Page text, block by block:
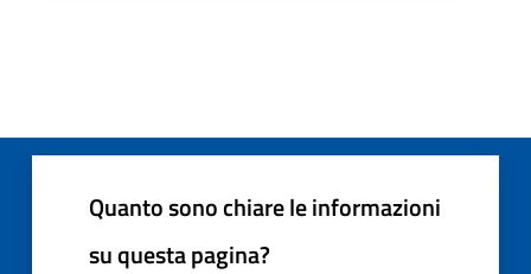
Quanto sono chiare le informazioni
su questa pagina?